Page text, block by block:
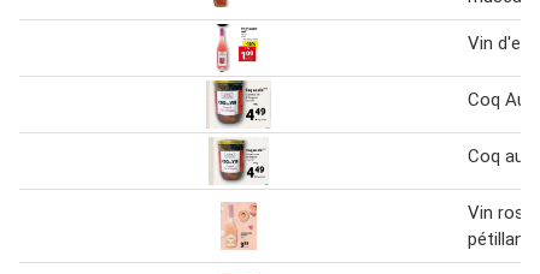
Vin
Coq Au
Coq au
Vin rosé
pétillant